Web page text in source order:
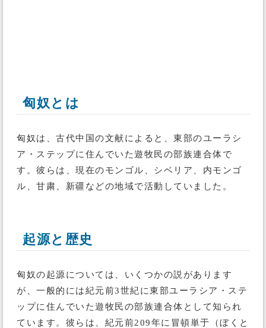
匈奴とは
匈奴は、古代中国の文献によると、東部のユーラシ
ア・ステップに住んでいた遊牧民の部族連合体で
す。彼らは、現在のモンゴル、シベリア、内モンゴ
ル、甘粛、新疆などの地域で活動していました。
起源と歴史
匈奴の起源については、いくつかの説があります
が、一般的には紀元前3世紀に東部ユーラシア・ステ
ップに住んでいた遊牧民の部族連合体として知られ
ています。彼らは、紀元前209年に冒頓単于（ぼくと